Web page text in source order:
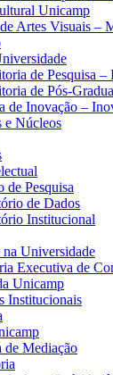
Unicamp
Artes Visuais –
de Pesquisa –
de Pós-
de Inovação –
e Núcleos
de Pesquisa
de Dados
Institucional
Universidade
Executiva de
Unicamp
Institucionais
de Mediação